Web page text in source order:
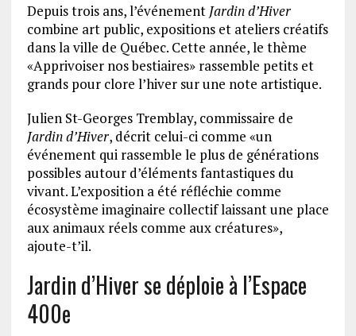
Depuis trois ans, l’événementJardin d’Hiver
combine art public, expositions et ateliers créatifs
dans la ville de Québec. Cette année, le thème
«Apprivoiser nos bestiaires» rassemble petits et
grands pour clore l’hiver sur une note artistique.
Julien St-Georges Tremblay, commissaire de
Jardin d’Hiver, décrit celui-ci comme «un
événement qui rassemble le plus de générations
possibles autour d’éléments fantastiques du
vivant. L’exposition a été réfléchie comme
écosystème imaginaire collectif laissant une place
aux animaux réels comme aux créatures»,
ajoute-t’il.
Jardin d’Hiver se déploie à l’Espace
400e